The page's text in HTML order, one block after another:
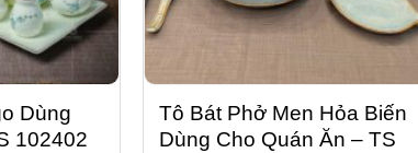
Dùng
102402
Tô Bát Phở Men Hỏa Biến
Dùng Cho Quán Ăn – TS